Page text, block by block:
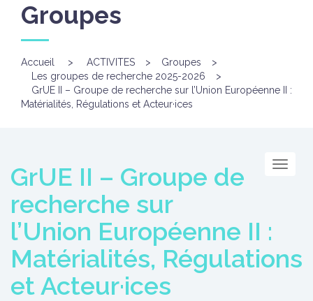
Groupes
Accueil > ACTIVITES > Groupes
>
Les groupes de recherche 2025-2026
>
GrUE II – Groupe de recherche sur l’Union Européenne II :
Matérialités, Régulations et Acteur·ices
Menu
GrUE II – Groupe de
recherche sur
l’Union Européenne II :
Matérialités, Régulations
et Acteur·ices